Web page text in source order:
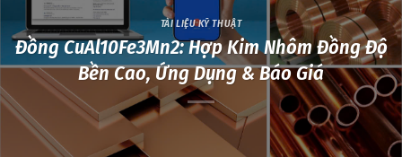
TÀI LIỆU KỸ THUẬT
Đồng CuAl10Fe3Mn2: Hợp Kim Nhôm Đồng Độ
Bền Cao, Ứng Dụng & Báo Giá